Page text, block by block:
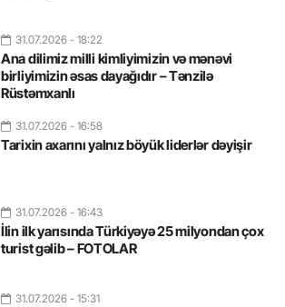
31.07.2026 - 18:22
Ana dilimiz milli kimliyimizin və mənəvi
birliyimizin əsas dayağıdır – Tənzilə
Rüstəmxanlı
31.07.2026 - 16:58
Tarixin axarını yalnız böyük liderlər dəyişir
31.07.2026 - 16:43
İlin ilk yarısında Türkiyəyə 25 milyondan çox
turist gəlib – FOTOLAR
31.07.2026 - 15:31